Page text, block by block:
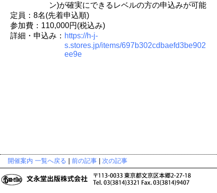
ン)が確実にできるレベルの方の申込みが可能
定員：8名(先着申込順)
参加費：110,000円(税込み)
詳細・申込み： https://h-j-
s.stores.jp/items/697b302cdbaefd3be902
ee9e
開催案内 一覧へ戻る 前の記事 次の記事